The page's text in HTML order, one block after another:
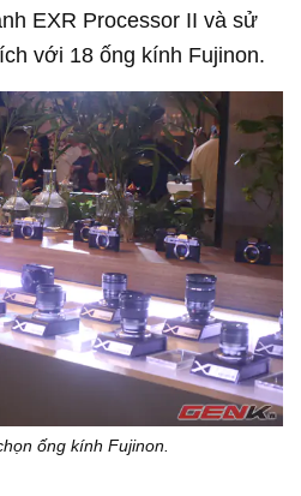
EXR Processor II và sử
với 18 ống kính Fujinon.
ống kính Fujinon.